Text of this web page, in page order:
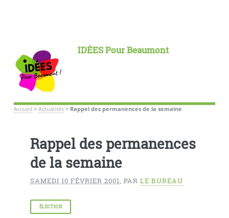
IDÉES Pour Beaumont
Accueil > Actualités> Rappel des permanences de la semaine
Rappel des permanences
de la semaine
SAMEDI 10 FÉVRIER 2001, PAR LE BUREAU
ÉLECTION